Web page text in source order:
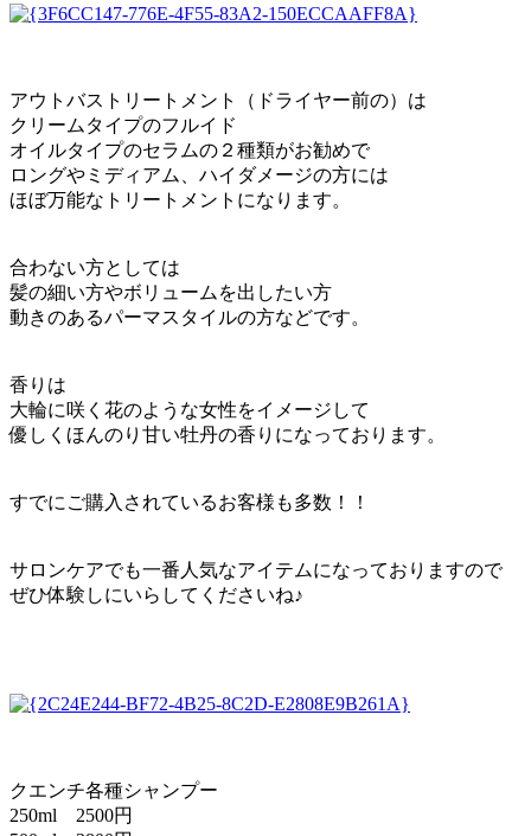
アウトバストリートメント（ドライヤー前の）は
クリームタイプのフルイド
オイルタイプのセラムの２種類がお勧めで
ロングやミディアム、ハイダメージの方には
ほぼ万能なトリートメントになります。
合わない方としては
髪の細い方やボリュームを出したい方
動きのあるパーマスタイルの方などです。
香りは
大輪に咲く花のような女性をイメージして
優しくほんのり甘い牡丹の香りになっております。
すでにご購入されているお客様も多数！！
サロンケアでも一番人気なアイテムになっておりますので
ぜひ体験しにいらしてくださいね♪
クエンチ各種シャンプー
250ml 2500円